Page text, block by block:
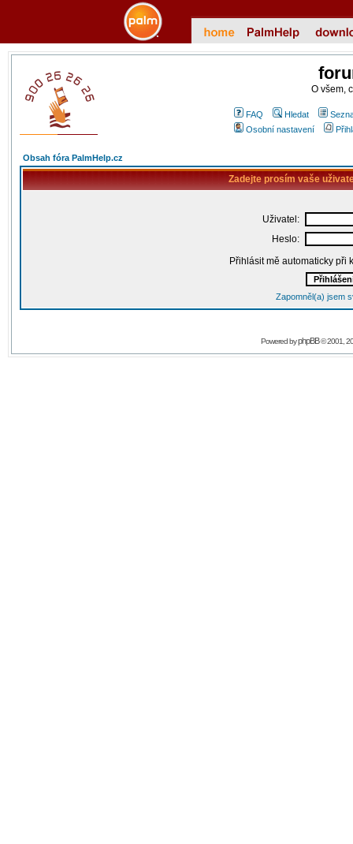
O všem,
FAQ Hledat
Osobní nastavení
Obsah fóra PalmHelp.cz
Zadejte prosím vaše
Uživatel:
Heslo:
Přihlásit mě automaticky při
Zapomněl(a) jsem
Powered byphpBB© 2001,